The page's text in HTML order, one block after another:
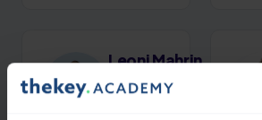
Leoni Mahrin
COACHIN FÜR
DIVERSITÄTSORIENTIERTE…